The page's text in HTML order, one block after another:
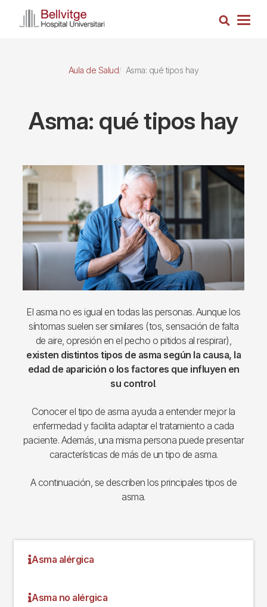
Busca
Aula de Salud Asma: qué tipos hay
Asma: qué tipos hay
Imagen
El asma no es igual en todas las personas. Aunque los
síntomas suelen ser similares (tos, sensación de falta
de aire, opresión en el pecho o pitidos al respirar),
existen distintos tipos de asma según la causa, la
edad de aparición o los factores que influyen en
su control.
Conocer el tipo de asma ayuda a entender mejor la
enfermedad y facilita adaptar el tratamiento a cada
paciente. Además, una misma persona puede presentar
características de más de un tipo de asma.
A continuación, se describen los principales tipos de
asma.
Asma alérgica
Asma no alérgica